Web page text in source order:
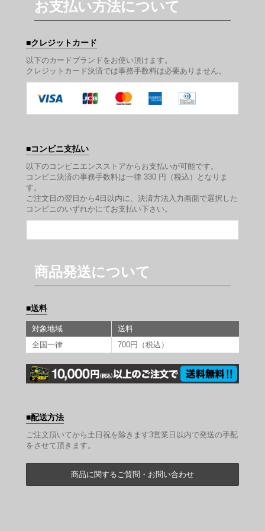
お支払い方法について
クレジットカード
以下のカードブランドをお使い頂けます。
クレジットカード決済では事務手数料は必要ありません。
コンビニ支払い
以下のコンビニエンスストアからお支払いが可能です。
コンビニ決済の事務手数料は一律 330 円（税込）となりま
す。
ご注文日の翌日から4日以内に、決済方法入力画面で選択した
コンビニのいずれかにてお支払い下さい。
商品発送について
送料
対象地域
送料
全国一律
700円（税込）
配送方法
ご注文頂いてから土日祝を除きます3営業日以内で発送の手配
をさせて頂きます。
商品に関するご質問・お問い合わせ